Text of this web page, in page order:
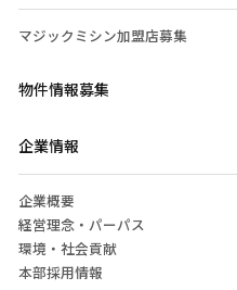
マジックミシン加盟店募集
物件情報募集
企業情報
企業概要
経営理念・パーパス
環境・社会貢献
本部採用情報